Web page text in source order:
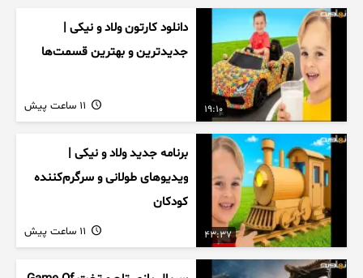
19:10
دانلود کارتون ولاد و نیکی |
جدیدترین و بهترین قسمت‌ها
43:37
برنامه جدید ولاد و نیکی |
ویدیوهای طولانی و سرگرم‌کننده
کودکان